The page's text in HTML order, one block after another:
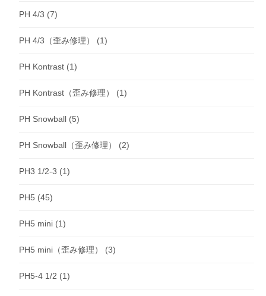
PH 4/3 (7)
PH 4/3（歪み修理） (1)
PH Kontrast (1)
PH Kontrast（歪み修理） (1)
PH Snowball (5)
PH Snowball（歪み修理） (2)
PH3 1/2-3 (1)
PH5 (45)
PH5 mini (1)
PH5 mini（歪み修理） (3)
PH5-4 1/2 (1)